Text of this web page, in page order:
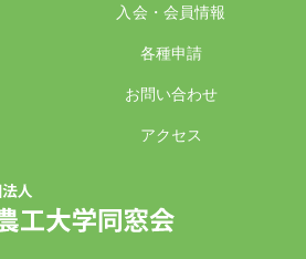
入会・会員情報
各種申請
お問い合わせ
アクセス